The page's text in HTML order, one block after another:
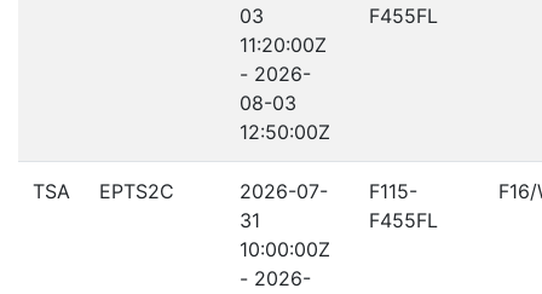
03
11:20:00Z
- 2026-
08-03
12:50:00Z
F455FL
TSA EPTS2C
2026-07-
31
10:00:00Z
- 2026-
F115-
F455FL
F16/